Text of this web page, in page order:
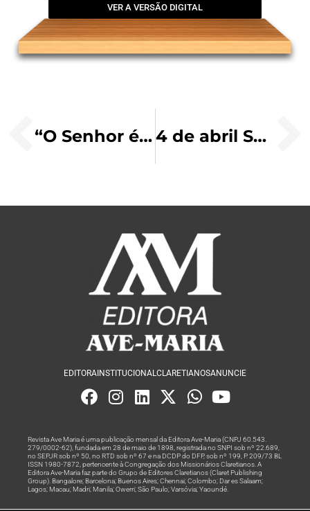
VER A VERSÃO DIGITAL
“O Senhor é rico em misericórdia e compaixão.” (Tg 5,11) 4 de abril Santo Isidoro de Sevilha Bispo e Doutor
EDITORA INSTITUCIONALCLARETIANOSANUNCIE
Revista Ave Maria é uma publicação mensal da Editora Ave-Maria (CNPJ 60.543.
279/0002-62), fundada em 28 de maio de 1898, registrada no SNPI sob nº 22.689,
no SEPJR sob nº 50, no RTD sob nº 67 e na DCDP do DFP, sob nº 199, P. 209/73 BL
ISSN 1980-7872, pertencente à Congregação dos Missionários Claretianos. A
Editora Ave-Maria faz parte do Grupo de Editores Claretianos (Claret Publishing
Group). Bangalore; Barcelona; Buenos Aires; Chennai; Colombo; Dar es Salaam;
Lagos; Macau; Madri; Manila; Owerri; São Paulo; Varsóvia; Yaoundé.